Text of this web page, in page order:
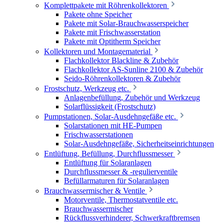
Komplettpakete mit Röhrenkollektoren
Pakete ohne Speicher
Pakete mit Solar-Brauchwasserspeicher
Pakete mit Frischwasserstation
Pakete mit Optitherm Speicher
Kollektoren und Montagematerial
Flachkollektor Blackline & Zubehör
Flachkollektor AS-Sunline 2100 & Zubehör
Seido-Röhrenkollektoren & Zubehör
Frostschutz, Werkzeug etc.
Anlagenbefüllung, Zubehör und Werkzeug
Solarflüssigkeit (Frostschutz)
Pumpstationen, Solar-Ausdehngefäße etc.
Solarstationen mit HE-Pumpen
Frischwasserstationen
Solar-Ausdehngefäße, Sicherheitseinrichtungen
Entlüftung, Befüllung, Durchflussmesser
Entlüftung für Solaranlagen
Durchflussmesser & -regulierventile
Befüllarmaturen für Solaranlagen
Brauchwassermischer & Ventile
Motorventile, Thermostatventile etc.
Brauchwassermischer
Rückflussverhinderer, Schwerkraftbremsen